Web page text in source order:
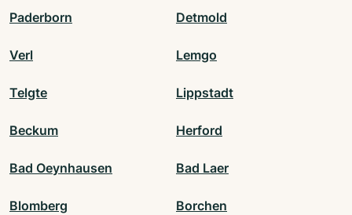
Paderborn Detmold
Verl Lemgo
Telgte Lippstadt
Beckum Herford
Bad Oeynhausen Bad Laer
Blomberg Borchen